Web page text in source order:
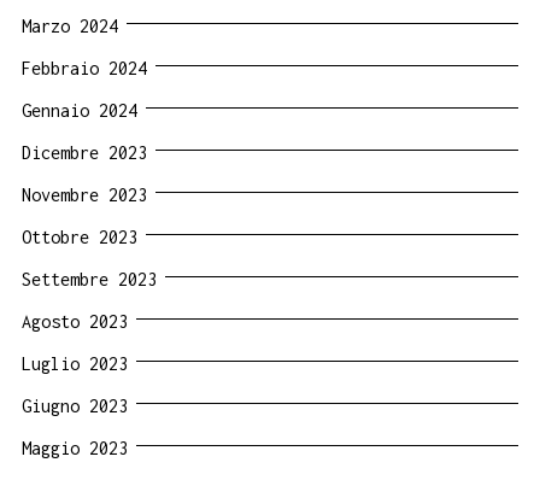
Marzo 2024
Febbraio 2024
Gennaio 2024
Dicembre 2023
Novembre 2023
Ottobre 2023
Settembre 2023
Agosto 2023
Luglio 2023
Giugno 2023
Maggio 2023